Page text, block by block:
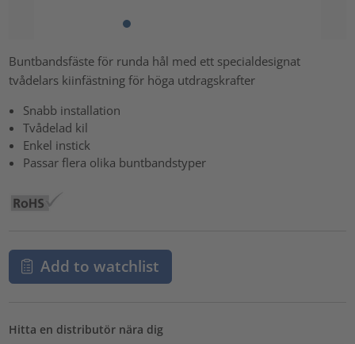
Buntbandsfäste för runda hål med ett specialdesignat
tvådelars kiinfästning för höga utdragskrafter
Snabb installation
Tvådelad kil
Enkel instick
Passar flera olika buntbandstyper
Add to watchlist
Hitta en distributör nära dig